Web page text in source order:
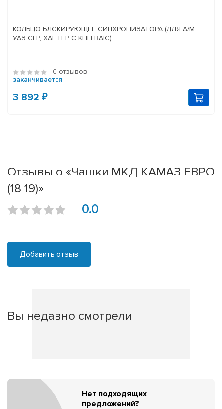
КОЛЬЦО БЛОКИРУЮЩЕЕ СИНХРОНИЗАТОРА (ДЛЯ А/М
УАЗ СГР, ХАНТЕР С КПП BAIC)
0 отзывов
заканчивается
3 892 ₽
Отзывы о «Чашки МКД КАМАЗ ЕВРО
(18 19)»
0.0
Добавить отзыв
Вы недавно смотрели
Нет подходящих
предложений?